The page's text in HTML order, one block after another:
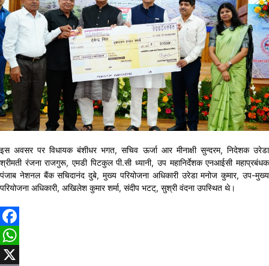
इस अवसर पर विधायक बंशीधर भगत, सचिव ऊर्जा आर मीनाक्षी सुन्दरम, निदेशक उरेडा
श्रीमती रंजना राजगुरू, एमडी पिटकुल पी.सी ध्यानी, उप महानिर्देशक एनआईसी महाप्रबंधक
पंजाब नेशनल बैंक सचिदानंद दुबे, मुख्य परियोजना अधिकारी उरेडा मनोज कुमार, उप-मुख्य
परियोजना अधिकारी, अखिलेश कुमार शर्मा, संदीप भटट्, सुश्री वंदना उपस्थित थे।
Facebook
WhatsApp